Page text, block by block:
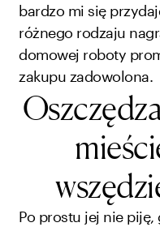
bardzo mi się
różnego rodzaju
domowej roboty
zakupu zadowolona.
Po prostu jej nie piję,